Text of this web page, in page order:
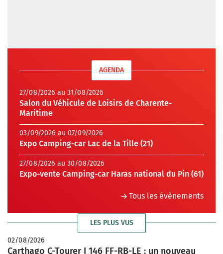
AGENDA
27/08/2026 au 31/08/2026
Salon du Véhicule de Loisirs de Charente-
Maritime
03/09/2026 au 07/09/2026
Expo Camping-car Lac de la Tille (21)
27/08/2026 au 30/08/2026
Expo-vente Camping-car Haras national du Pin (61)
Tous les évènements
LES PLUS VUS
02/08/2026
Carthago C-Tourer I 146 FF-RB-LE : un nouveau